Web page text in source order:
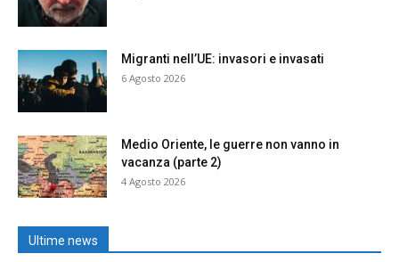
Migranti nell’UE: invasori e invasati
6 Agosto 2026
Medio Oriente, le guerre non vanno in
vacanza (parte 2)
4 Agosto 2026
Ultime news